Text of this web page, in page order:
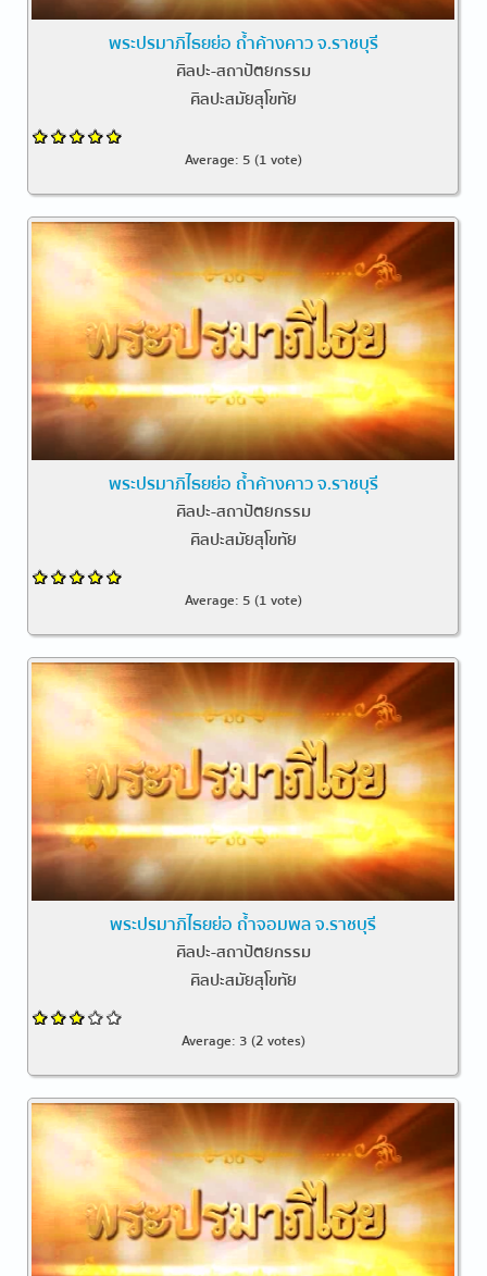
พระปรมาภิไธยย่อ ถ้ำค้างคาว จ.ราชบุรี
ศิลปะ-สถาปัตยกรรม
ศิลปะสมัยสุโขทัย
Average: 5 (1 vote)
พระปรมาภิไธยย่อ ถ้ำค้างคาว จ.ราชบุรี
ศิลปะ-สถาปัตยกรรม
ศิลปะสมัยสุโขทัย
Average: 5 (1 vote)
พระปรมาภิไธยย่อ ถ้ำจอมพล จ.ราชบุรี
ศิลปะ-สถาปัตยกรรม
ศิลปะสมัยสุโขทัย
Average: 3 (2 votes)